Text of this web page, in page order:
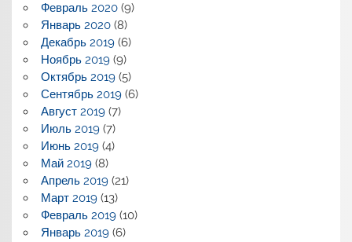
Февраль 2020(9)
Январь 2020(8)
Декабрь 2019(6)
Ноябрь 2019(9)
Октябрь 2019(5)
Сентябрь 2019(6)
Август 2019(7)
Июль 2019(7)
Июнь 2019(4)
Май 2019(8)
Апрель 2019(21)
Март 2019(13)
Февраль 2019(10)
Январь 2019(6)